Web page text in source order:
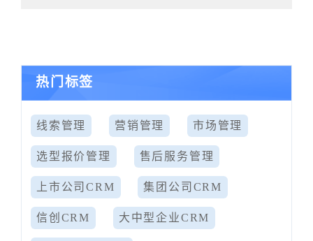
热门标签
线索管理 营销管理 市场管理
选型报价管理 售后服务管理
上市公司CRM 集团公司CRM
信创CRM 大中型企业CRM